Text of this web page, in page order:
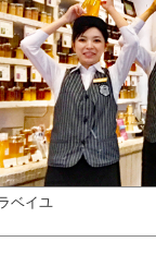
ベイユ